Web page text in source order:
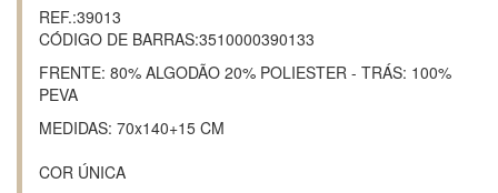
REF.:39013
CÓDIGO DE BARRAS:3510000390133
FRENTE: 80% ALGODÃO 20% POLIESTER - TRÁS: 100%
PEVA
MEDIDAS: 70x140+15 CM
COR ÚNICA